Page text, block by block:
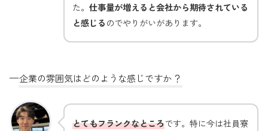
た。 仕事量が増えると会社から期待されている
と感じるのでやりがいがあります。
—企業の雰囲気はどのような感じですか ？
とてもフランクなところです。特に今は社員寮